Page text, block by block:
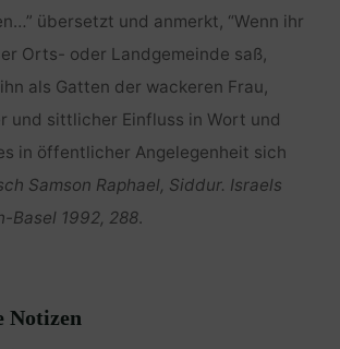
übersetzt und anmerkt, “Wenn ihr
Orts- oder Landgemeinde saß,
als Gatten der wackeren Frau,
und sittlicher Einfluss in Wort und
in öffentlicher Angelegenheit sich
Samson Raphael, Siddur. Israels
Basel 1992, 288.
Notizen